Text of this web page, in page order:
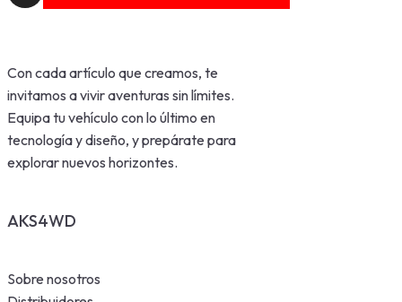
Con cada artículo que creamos, te
invitamos a vivir aventuras sin límites.
Equipa tu vehículo con lo último en
tecnología y diseño, y prepárate para
explorar nuevos horizontes.
AKS4WD
Sobre nosotros